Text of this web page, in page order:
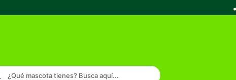
¿Qué mascota tienes? Busca aquí...